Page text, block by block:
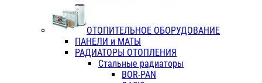
ОТОПИТЕЛЬНОЕ ОБОРУДОВАНИЕ
ПАНЕЛИ и МАТЫ
РАДИАТОРЫ ОТОПЛЕНИЯ
Стальные радиаторы
BOR-PAN